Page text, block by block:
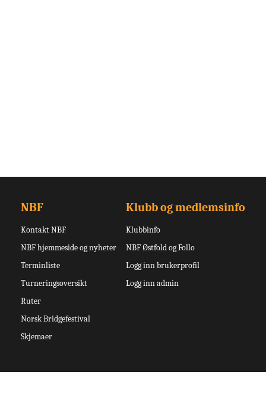
NBF
Kontakt NBF
NBF hjemmeside og nyheter
Terminliste
Turneringsoversikt
Ruter
Norsk Bridgefestival
Skjemaer
Klubb og medlemsinfo
Klubbinfo
NBF Østfold og Follo
Logg inn brukerprofil
Logg inn admin